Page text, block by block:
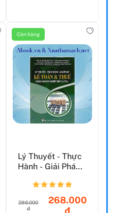
Còn hàng
Lý Thuyết - Thực
Hành - Giải Pháp
286.000
đ
268.000
đ